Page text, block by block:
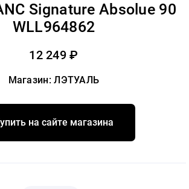
Signature Absolue 90
WLL964862
12 249 ₽
Магазин: ЛЭТУАЛЬ
на сайте магазина